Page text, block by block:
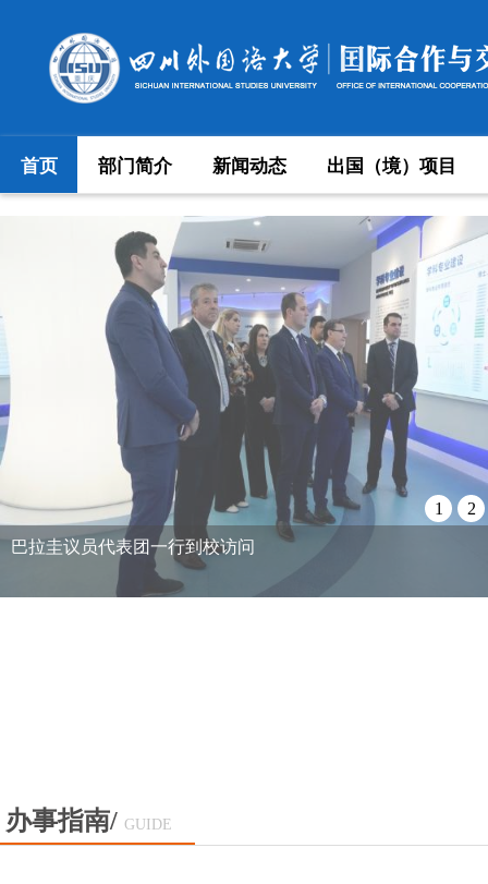
首页 部门简介 新闻动态 出国（境）项目
巴拉圭议员代表团一行到校访问
1 2
办事指南/ GUIDE